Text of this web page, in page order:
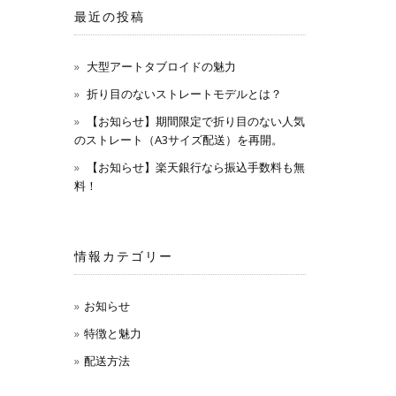
最近の投稿
大型アートタブロイドの魅力
折り目のないストレートモデルとは？
【お知らせ】期間限定で折り目のない人気
のストレート（A3サイズ配送）を再開。
【お知らせ】楽天銀行なら振込手数料も無
料！
情報カテゴリー
お知らせ
特徴と魅力
配送方法